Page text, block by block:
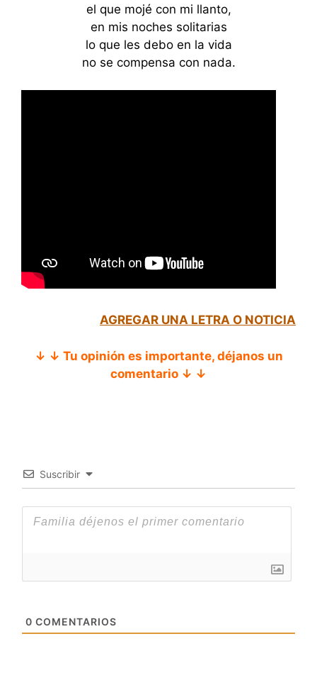
el que mojé con mi llanto,
en mis noches solitarias
lo que les debo en la vida
no se compensa con nada.
AGREGAR UNA LETRA O NOTICIA
↓ ↓ Tu opinión es importante, déjanos un
comentario ↓ ↓
Suscribir
0 COMENTARIOS